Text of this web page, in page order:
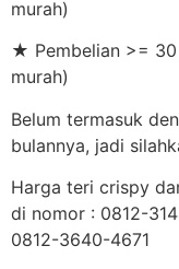
murah)
★ Pembelian >=
murah)
Belum termasuk
bulannya, jadi
Harga teri crispy
di nomor : 0812-
0812-3640-4671